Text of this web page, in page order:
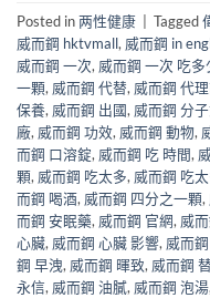
Posted in两性健康 Tagged
威而鋼 hktvmall, 威而鋼 in
威而鋼 一次, 威而鋼 一次 吃多
一顆, 威而鋼 代替, 威而鋼 代
保養, 威而鋼 出國, 威而鋼 分
廠, 威而鋼 功效, 威而鋼 動物,
而鋼 口溶錠, 威而鋼 吃 時間,
顆, 威而鋼 吃太多, 威而鋼 吃
而鋼 喝酒, 威而鋼 四分之一顆,
而鋼 安眠藥, 威而鋼 官網, 威
心臟, 威而鋼 心臟 影響, 威而
鋼 早洩, 威而鋼 暉致, 威而鋼
永信, 威而鋼 油膩, 威而鋼 泡湯,